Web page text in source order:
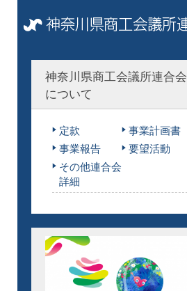
神奈川県商工会議所連合会
について
定款
事業計画書
事業報告
要望活動
その他連合会
詳細